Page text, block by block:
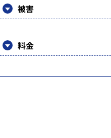
被害
料金